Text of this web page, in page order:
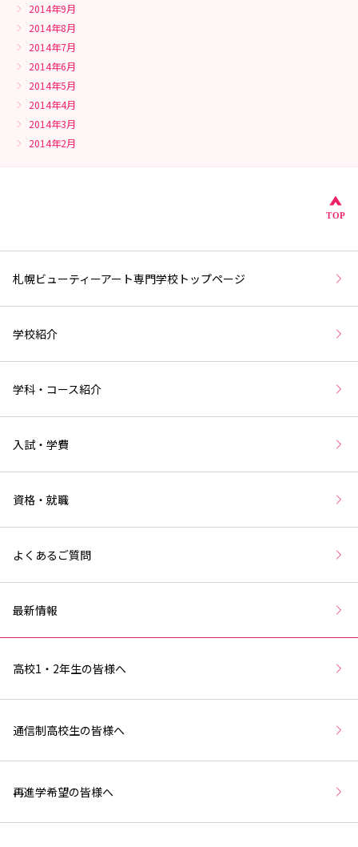
2014年9月
2014年8月
2014年7月
2014年6月
2014年5月
2014年4月
2014年3月
2014年2月
こ
TOP
札幌ビューティーアート専門学校トップページ
学校紹介
学科・コース紹介
入試・学費
資格・就職
よくあるご質問
最新情報
高校1・2年生の皆様へ
通信制高校生の皆様へ
再進学希望の皆様へ